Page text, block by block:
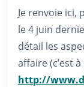
Je renvoie ici,
le 4 juin
détail les
affaire (c’est
http://